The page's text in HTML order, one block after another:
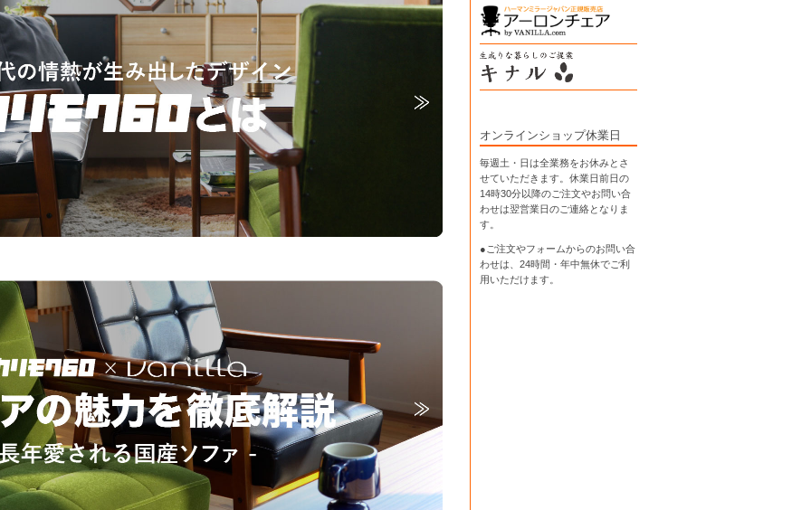
オンラインショップ休業日
毎週土・日は全業務をお休みとさ
せていただきます。休業日前日の
14時30分以降のご注文やお問い合
わせは翌営業日のご連絡となりま
す。
●ご注文やフォームからのお問い合
わせは、 24時間・年中無休でご利
用いただけます。